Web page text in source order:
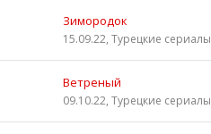
Зимородок
15.09.22, Турецкие сериалы
Ветреный
09.10.22, Турецкие сериалы